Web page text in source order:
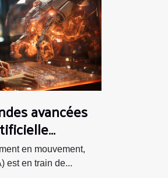
avancées
des jeux
en mouvement,
est en train de...